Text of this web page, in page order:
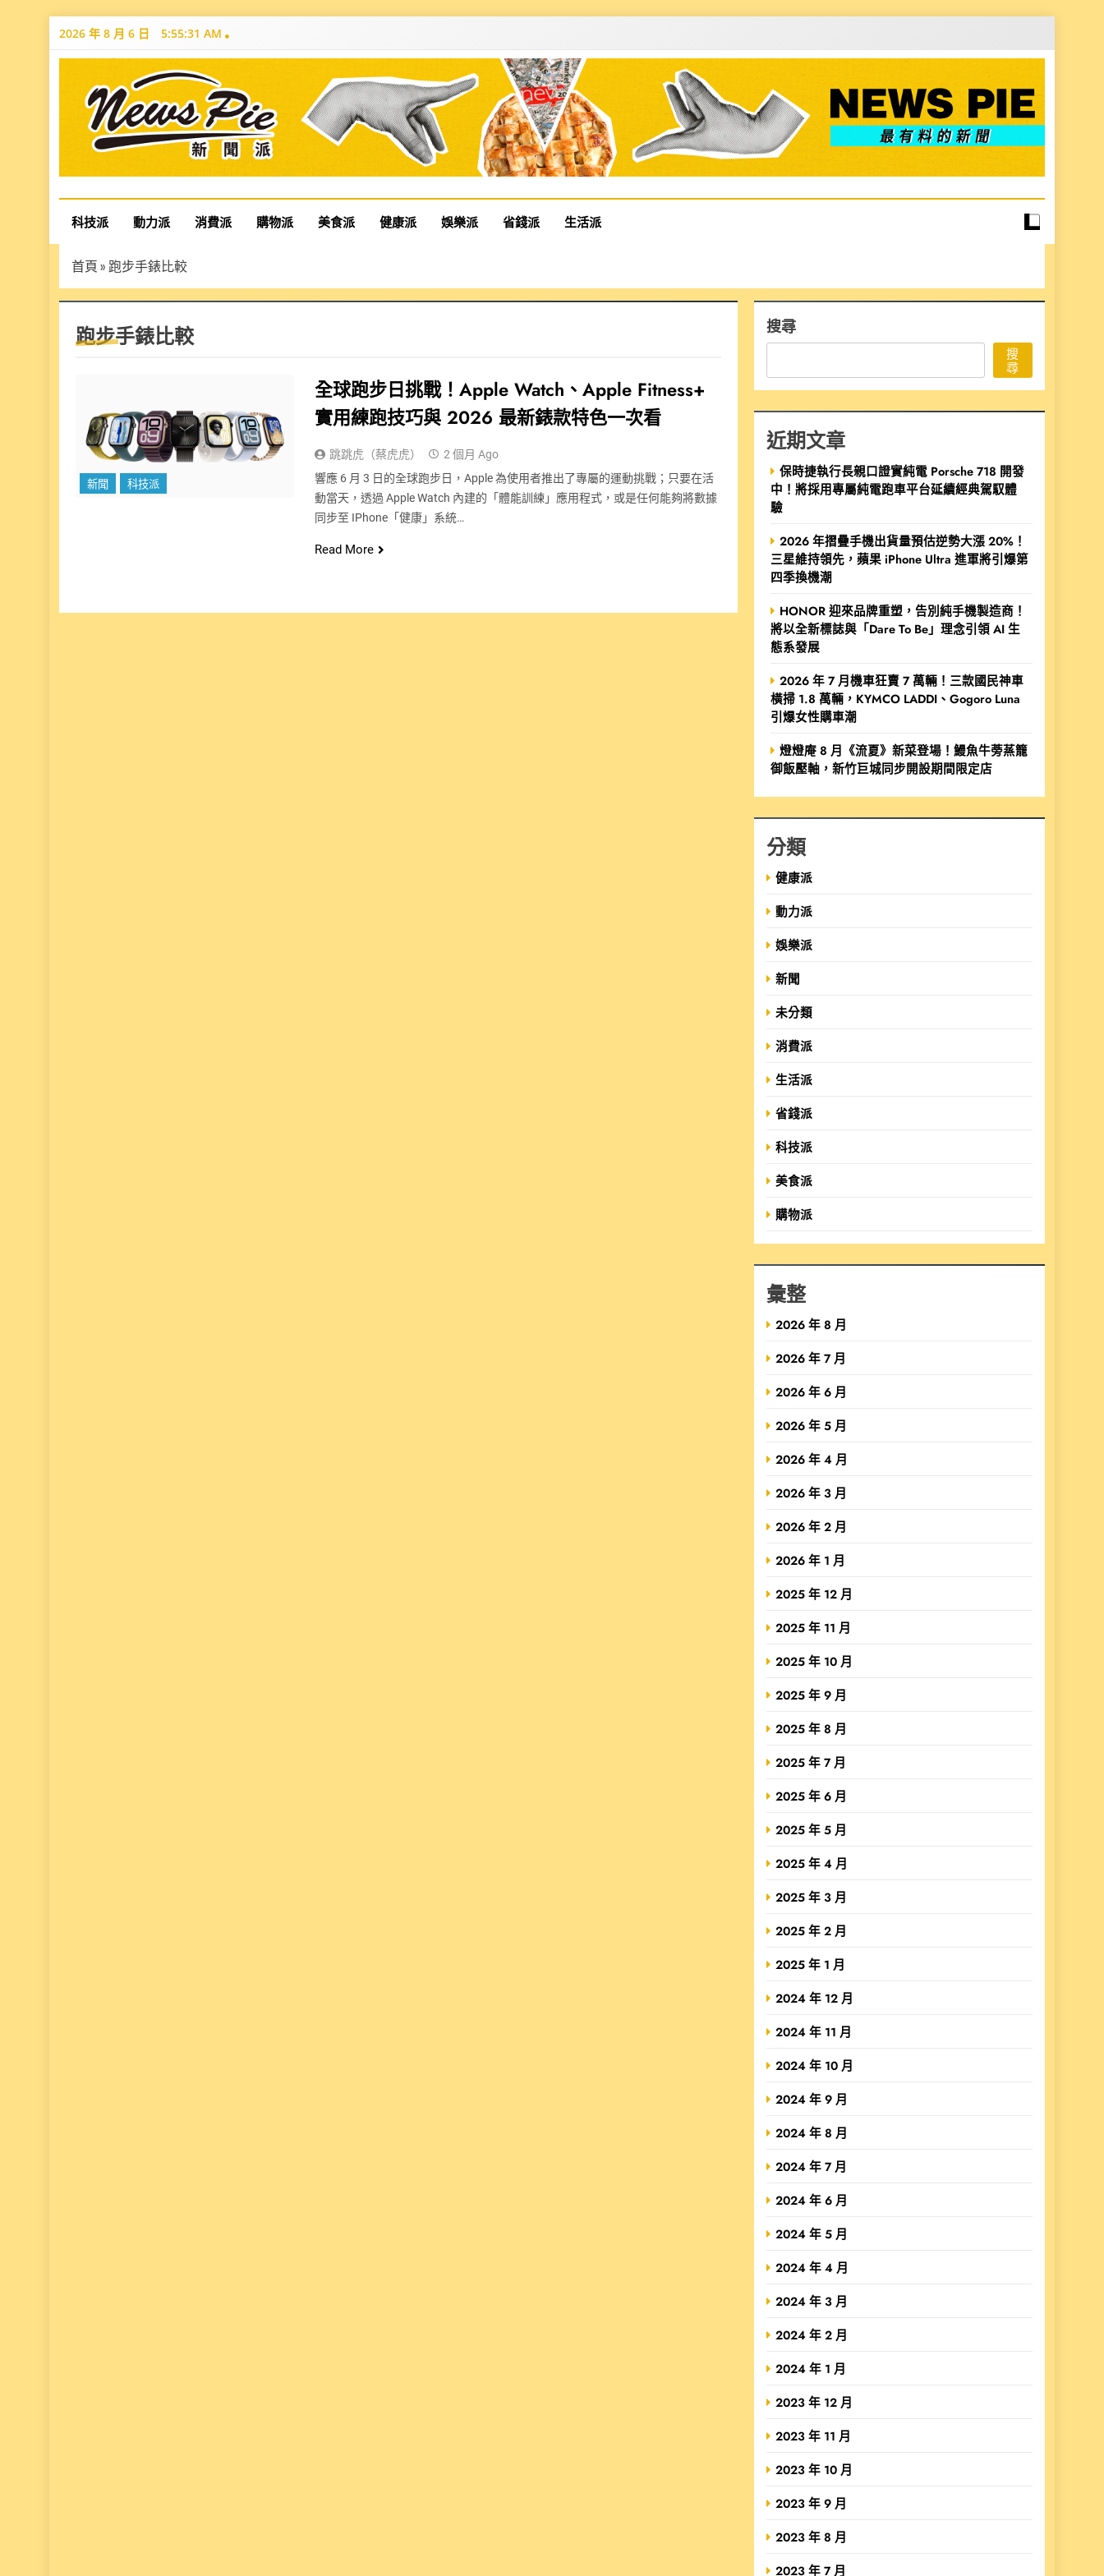
Skip
2026 年 8 月 6 日 5:55:31 AM
News Pie
最有料的新聞
科技派 動力派 消費派 購物派 美食派 健康派 娛樂派 省錢派 生活派
首頁 » 跑步手錶比較
跑步手錶比較
新聞 科技派
全球跑步日挑戰！Apple Watch、Apple Fitness+
實用練跑技巧與 2026 最新錶款特色一次看
跳跳虎（蔡虎虎）
2 個月 Ago
響應 6 月 3 日的全球跑步日，Apple 為使用者推出了專屬的運動挑戰；只要在活
動當天，透過 Apple Watch 內建的「體能訓練」應用程式，或是任何能夠將數據
同步至 IPhone「健康」系統…
Read More
搜尋
搜
尋
近期文章
保時捷執行長親口證實純電 Porsche 718 開發
中！將採用專屬純電跑車平台延續經典駕馭體
驗
2026 年摺疊手機出貨量預估逆勢大漲 20%！
三星維持領先，蘋果 iPhone Ultra 進軍將引爆第
四季換機潮
HONOR 迎來品牌重塑，告別純手機製造商！
將以全新標誌與「Dare To Be」理念引領 AI 生
態系發展
2026 年 7 月機車狂賣 7 萬輛！三款國民神車
橫掃 1.8 萬輛，KYMCO LADDI、Gogoro Luna
引爆女性購車潮
燈燈庵 8 月《流夏》新菜登場！鰻魚牛蒡蒸籠
御飯壓軸，新竹巨城同步開設期間限定店
分類
健康派
動力派
娛樂派
新聞
未分類
消費派
生活派
省錢派
科技派
美食派
購物派
彙整
2026 年 8 月
2026 年 7 月
2026 年 6 月
2026 年 5 月
2026 年 4 月
2026 年 3 月
2026 年 2 月
2026 年 1 月
2025 年 12 月
2025 年 11 月
2025 年 10 月
2025 年 9 月
2025 年 8 月
2025 年 7 月
2025 年 6 月
2025 年 5 月
2025 年 4 月
2025 年 3 月
2025 年 2 月
2025 年 1 月
2024 年 12 月
2024 年 11 月
2024 年 10 月
2024 年 9 月
2024 年 8 月
2024 年 7 月
2024 年 6 月
2024 年 5 月
2024 年 4 月
2024 年 3 月
2024 年 2 月
2024 年 1 月
2023 年 12 月
2023 年 11 月
2023 年 10 月
2023 年 9 月
2023 年 8 月
2023 年 7 月